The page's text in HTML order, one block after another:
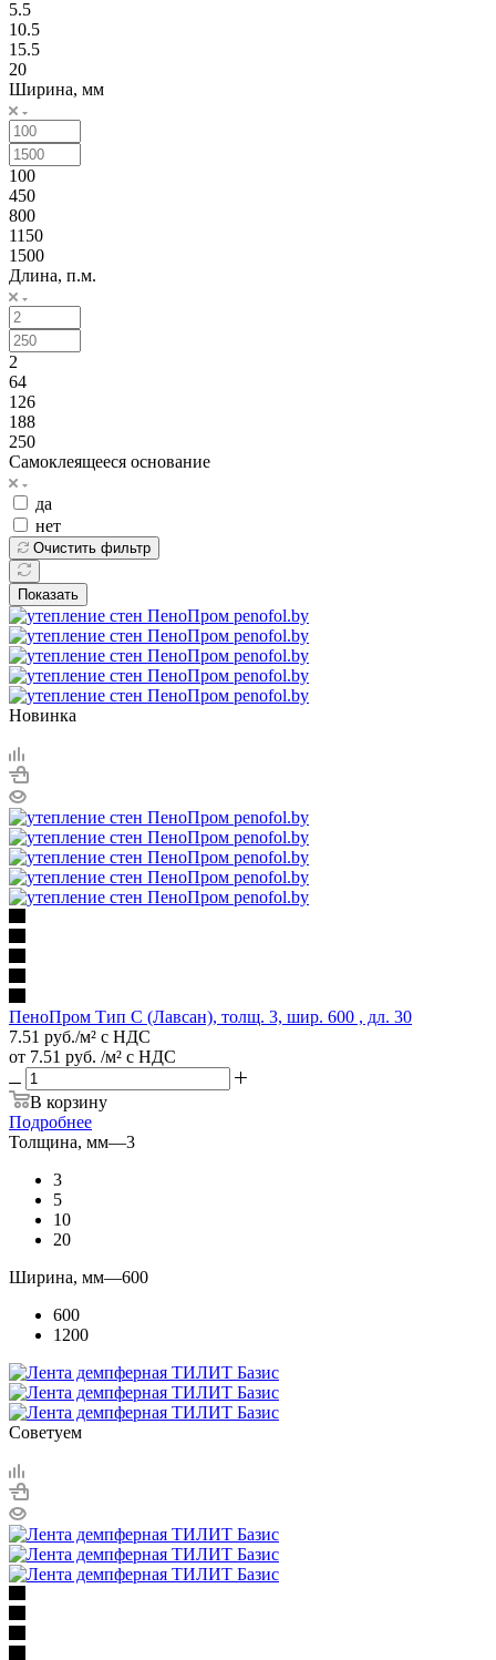
5.5
10.5
15.5
20
Ширина, мм
100
450
800
1150
1500
Длина, п.м.
2
64
126
188
250
Самоклеящееся основание
да
нет
Очистить фильтр
Показать
Новинка
ПеноПром Тип C (Лавсан), толщ. 3, шир. 600 , дл. 30
7.51 руб./м² с НДС
от 7.51 руб. /м² с НДС
В корзину
Подробнее
Толщина, мм—3
3
5
10
20
Ширина, мм—600
600
1200
Советуем